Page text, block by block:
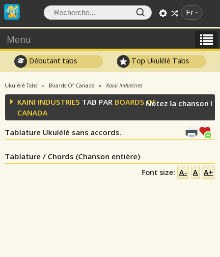
Fr
Menu
Débutant tabs Top Ukulélé Tabs
Ukulélé Tabs Boards Of Canada Kaini Industries
KAINI INDUSTRIES TAB PAR BOARDS OF
CANADA
Tablature Ukulélé sans accords.
Notez la chanson !
Tablature / Chords (Chanson entière)
Font size: A- A A+